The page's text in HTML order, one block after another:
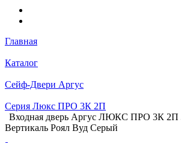
Главная
Каталог
Сейф-Двери Аргус
Серия Люкс ПРО 3К 2П
Входная дверь Аргус ЛЮКС ПРО 3К 2П
Вертикаль Роял Вуд Серый